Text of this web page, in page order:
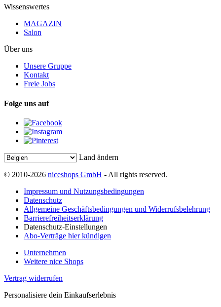
Wissenswertes
MAGAZIN
Salon
Über uns
Unsere Gruppe
Kontakt
Freie Jobs
Folge uns auf
Land ändern
© 2010-2026 niceshops GmbH - All rights reserved.
Impressum und Nutzungsbedingungen
Datenschutz
Allgemeine Geschäftsbedingungen und Widerrufsbelehrung
Barrierefreiheitserklärung
Datenschutz-Einstellungen
Abo-Verträge hier kündigen
Unternehmen
Weitere nice Shops
Vertrag widerrufen
Personalisiere dein Einkaufserlebnis